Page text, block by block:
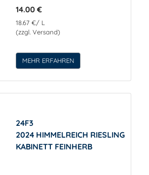
14.00 €
18.67 €/ L
(zzgl. Versand)
MEHR ERFAHREN
24F3
2024 HIMMELREICH RIESLING
KABINETT FEINHERB